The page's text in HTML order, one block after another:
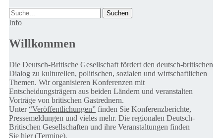
Suche
Info
Willkommen
Die Deutsch-Britische Gesellschaft fördert den deutsch-britischen
Dialog zu kulturellen, politischen, sozialen und wirtschaftlichen
Themen. Wir organisieren Konferenzen mit
Entscheidungsträgern aus beiden Ländern und veranstalten
Vorträge von britischen Gastrednern.
Unter“Veröffentlichungen” finden Sie Konferenzberichte,
Pressemeldungen und vieles mehr. Die regionalen Deutsch-
Britischen Gesellschaften und ihre Veranstaltungen finden
Sie hier (Termine).